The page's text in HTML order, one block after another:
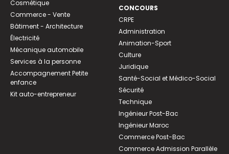
Cosmétique
Commerce - Vente
Bâtiment - Architecture
Électricité
Mécanique automobile
Services à la personne
Accompagnement Petite
enfance
Kit auto-entrepreneur
CONCOURS
CRPE
Administration
Animation-Sport
Culture
Juridique
Santé-Social et Médico-Social
Sécurité
Technique
Ingénieur Post-Bac
Ingénieur Maroc
Commerce Post-Bac
Commerce Admission Parallèle